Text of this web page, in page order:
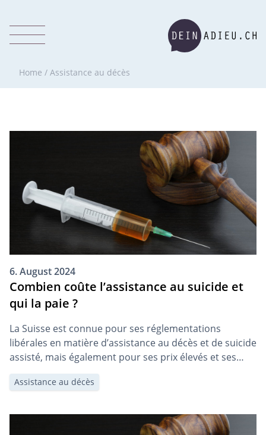
Home / Assistance au décès
6. August 2024
Combien coûte l’assistance au suicide et
qui la paie ?
La Suisse est connue pour ses réglementations
libérales en matière d’assistance au décès et de suicide
assisté, mais également pour ses prix élevés et ses
services onéreux. Dans ce texte, nous expliquons le
déroulement essentiel et les coûts associés au suicide
Assistance au décès